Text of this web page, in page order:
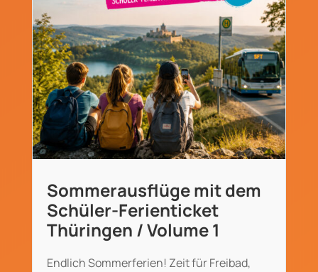
Sommerausflüge mit dem
Schüler-Ferienticket
Thüringen / Volume 1
Endlich Sommerferien! Zeit für Freibad,